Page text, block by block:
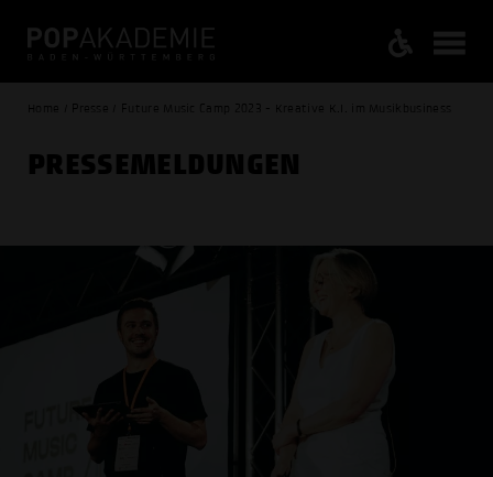
Home / Presse / Future Music Camp 2023 - Kreative K.I. im Musikbusiness
PRESSE­MELDUNGEN